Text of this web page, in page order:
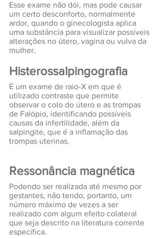
Esse exame não dói, mas pode causar
um certo desconforto, normalmente
ardor, quando o ginecologista aplica
uma substância para visualizar possíveis
alterações no útero, vagina ou vulva da
mulher.
Histerossalpingografia
É um exame de raio-X em que é
utilizado contraste que permite
observar o colo do útero e as trompas
de Falópio, identificando possíveis
causas da infertilidade, além da
salpingite, que é a inflamação das
trompas uterinas.
Ressonância magnética
Podendo ser realizada até mesmo por
gestantes, não tendo, portanto, um
número máximo de vezes a ser
realizado com algum efeito colateral
que seja descrito na literatura corrente
específica.